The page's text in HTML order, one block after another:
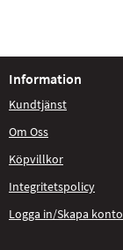
Information
Kundtjänst
Om Oss
Köpvillkor
Integritetspolicy
Logga in/Skapa konto